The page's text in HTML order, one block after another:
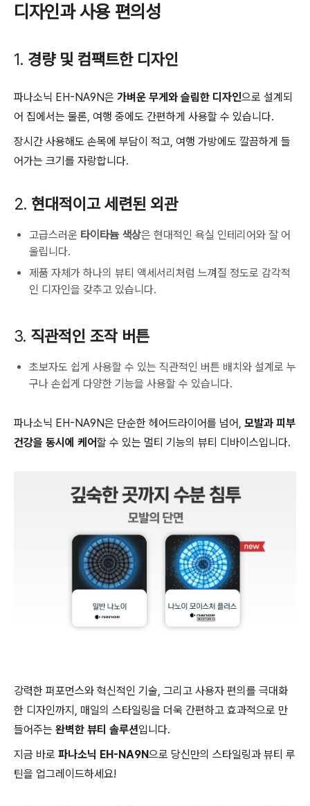
디자인과 사용 편의성
1. 경량 및 컴팩트한 디자인
파나소닉 EH-NA9N은 가벼운 무게와 슬림한 디자인으로 설계되
어 집에서는 물론, 여행 중에도 간편하게 사용할 수 있습니다.
장시간 사용해도 손목에 부담이 적고, 여행 가방에도 깔끔하게 들
어가는 크기를 자랑합니다.
2. 현대적이고 세련된 외관
고급스러운 타이타늄 색상은 현대적인 욕실 인테리어와 잘 어
울립니다.
제품 자체가 하나의 뷰티 액세서리처럼 느껴질 정도로 감각적
인 디자인을 갖추고 있습니다.
3. 직관적인 조작 버튼
초보자도 쉽게 사용할 수 있는 직관적인 버튼 배치와 설계로 누
구나 손쉽게 다양한 기능을 사용할 수 있습니다.
파나소닉 EH-NA9N은 단순한 헤어드라이어를 넘어, 모발과 피부
건강을 동시에 케어할 수 있는 멀티 기능의 뷰티 디바이스입니다.
강력한 퍼포먼스와 혁신적인 기술, 그리고 사용자 편의를 극대화
한 디자인까지, 매일의 스타일링을 더욱 간편하고 효과적으로 만
들어주는 완벽한 뷰티 솔루션입니다.
지금 바로 파나소닉 EH-NA9N으로 당신만의 스타일링과 뷰티 루
틴을 업그레이드하세요!